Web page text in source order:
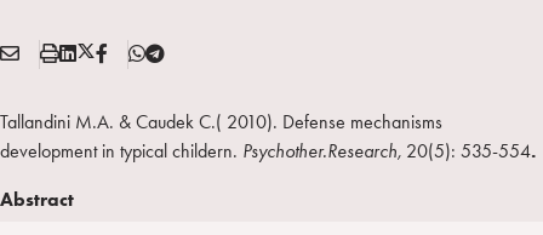
Condividi:
E
A
S
m
a
L
d
X
T
F
T
l
e
Tallandini M.A. & Caudek C.( 2010). Defense mechanisms
development in typical childern. Psychother.Research, 20(5): 535-554.
Abstract